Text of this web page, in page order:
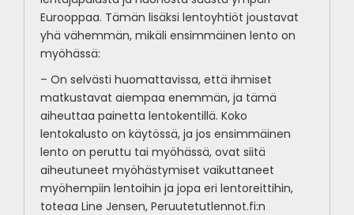
Eurooppaa. Tämän lisäksi lentoyhtiöt joustavat
yhä vähemmän, mikäli ensimmäinen lento on
myöhässä:
– On selvästi huomattavissa, että ihmiset
matkustavat aiempaa enemmän, ja tämä
aiheuttaa painetta lentokentillä. Koko
lentokalusto on käytössä, ja jos ensimmäinen
lento on peruttu tai myöhässä, ovat siitä
aiheutuneet myöhästymiset vaikuttaneet
myöhempiin lentoihin ja jopa eri lentoreittihin,
toteaa Line Jensen, Peruutetutlennot.fi:n